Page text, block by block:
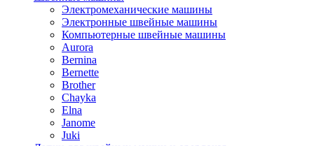
Электромеханические машины
Электронные швейные машины
Компьютерные швейные машины
Aurora
Bernina
Bernette
Brother
Chayka
Elna
Janome
Juki